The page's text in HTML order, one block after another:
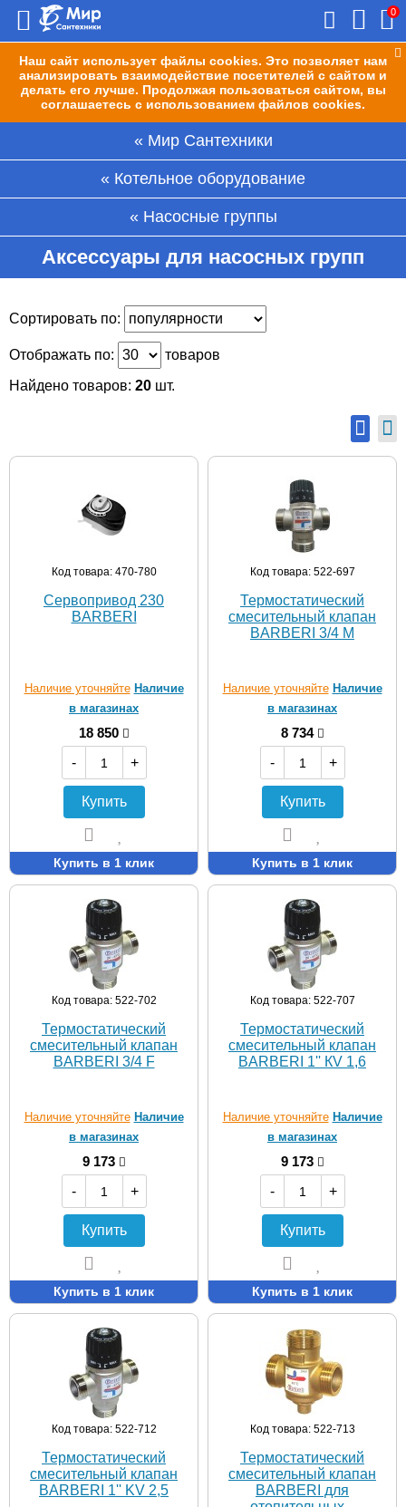
Наш сайт использует файлы cookies. Это позволяет нам
анализировать взаимодействие посетителей с сайтом и
делать его лучше. Продолжая пользоваться сайтом, вы
соглашаетесь с использованием файлов cookies.
0
Мир Сантехники
Котельное оборудование
Насосные группы
Аксессуары для насосных групп
Сортировать по:
Отображать по:
товаров
Найдено товаров: 20 шт.
Код товара: 470-780
Сервопривод 230
BARBERI
Наличие уточняйте Наличие
в магазинах
18 850
-
+
Купить
Купить в 1 клик
Код товара: 522-697
Термостатический
смесительный клапан
BARBERI 3/4 М
Наличие уточняйте Наличие
в магазинах
8 734
-
+
Купить
Купить в 1 клик
Код товара: 522-702
Термостатический
смесительный клапан
BARBERI 3/4 F
Наличие уточняйте Наличие
в магазинах
9 173
-
+
Купить
Купить в 1 клик
Код товара: 522-707
Термостатический
смесительный клапан
BARBERI 1'' КV 1,6
Наличие уточняйте Наличие
в магазинах
9 173
-
+
Купить
Купить в 1 клик
Код товара: 522-712
Термостатический
смесительный клапан
BARBERI 1'' KV 2,5
Код товара: 522-713
Термостатический
смесительный клапан
BARBERI для